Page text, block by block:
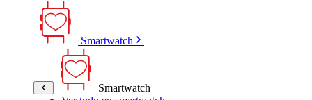
Smartwatch
Smartwatch